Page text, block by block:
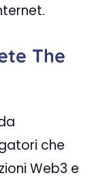
The
che
Web3 e